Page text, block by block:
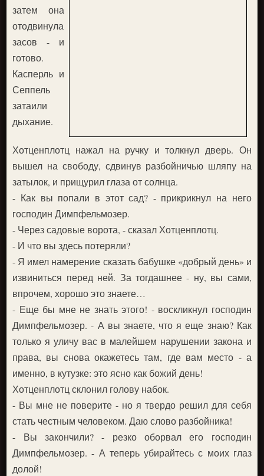
затем она
отодвинула
засов - и
готово.
Касперль и
Сеппель
затаили
дыхание.
Хотценплотц нажал на ручку и толкнул дверь. Он
вышел на свободу, сдвинув разбойничью шляпу на
затылок, и прищурил глаза от солнца.
- Как вы попали в этот сад? - прикрикнул на него
господин Димпфельмозер.
- Через садовые ворота, - сказал Хотценплотц.
- И что вы здесь потеряли?
- Я имел намерение сказать бабушке «добрый день» и
извиниться перед ней. За тогдашнее - ну, вы сами,
впрочем, хорошо это знаете…
- Еще бы мне не знать этого! - воскликнул господин
Димпфельмозер. - А вы знаете, что я еще знаю? Как
только я уличу вас в малейшем нарушении закона и
права, вы снова окажетесь там, где вам место - а
именно, в кутузке: это ясно как божий день!
Хотценплотц склонил голову набок.
- Вы мне не поверите - но я твердо решил для себя
стать честным человеком. Даю слово разбойника!
- Вы закончили? - резко оборвал его господин
Димпфельмозер. - А теперь убирайтесь с моих глаз
долой!